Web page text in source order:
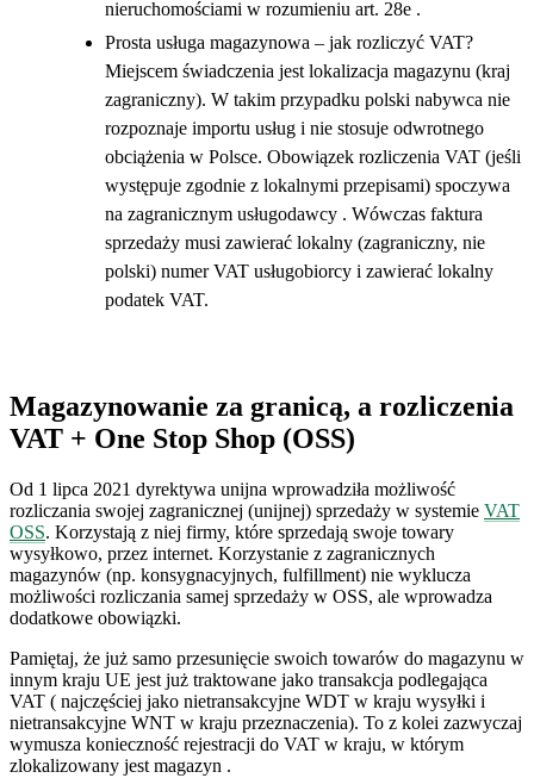
nieruchomościami w rozumieniu art. 28e .
Prosta usługa magazynowa – jak rozliczyć VAT?
Miejscem świadczenia jest lokalizacja magazynu (kraj
zagraniczny). W takim przypadku polski nabywca nie
rozpoznaje importu usług i nie stosuje odwrotnego
obciążenia w Polsce. Obowiązek rozliczenia VAT (jeśli
występuje zgodnie z lokalnymi przepisami) spoczywa
na zagranicznym usługodawcy . Wówczas faktura
sprzedaży musi zawierać lokalny (zagraniczny, nie
polski) numer VAT usługobiorcy i zawierać lokalny
podatek VAT.
Magazynowanie za granicą, a rozliczenia
VAT + One Stop Shop (OSS)
Od 1 lipca 2021 dyrektywa unijna wprowadziła możliwość
rozliczania swojej zagranicznej (unijnej) sprzedaży w systemie VAT
OSS. Korzystają z niej firmy, które sprzedają swoje towary
wysyłkowo, przez internet. Korzystanie z zagranicznych
magazynów (np. konsygnacyjnych, fulfillment) nie wyklucza
możliwości rozliczania samej sprzedaży w OSS, ale wprowadza
dodatkowe obowiązki.
Pamiętaj, że już samo przesunięcie swoich towarów do magazynu w
innym kraju UE jest już traktowane jako transakcja podlegająca
VAT ( najczęściej jako nietransakcyjne WDT w kraju wysyłki i
nietransakcyjne WNT w kraju przeznaczenia). To z kolei zazwyczaj
wymusza konieczność rejestracji do VAT w kraju, w którym
zlokalizowany jest magazyn .